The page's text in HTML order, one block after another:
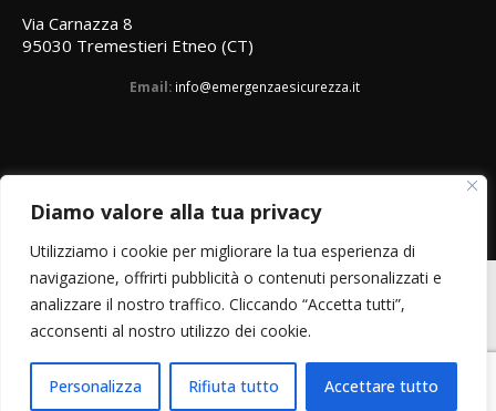
Diamo valore alla tua privacy
Utilizziamo i cookie per migliorare la tua esperienza di
navigazione, offrirti pubblicità o contenuti personalizzati e
analizzare il nostro traffico. Cliccando “Accetta tutti”,
acconsenti al nostro utilizzo dei cookie.
Personalizza Rifiuta tutto Accettare tutto
Via Carnazza 8
95030 Tremestieri Etneo (CT)
Email: info@emergenzaesicurezza.it
P.I. 05456740876 © Copyright 2018. Tutti i diritti riservati.